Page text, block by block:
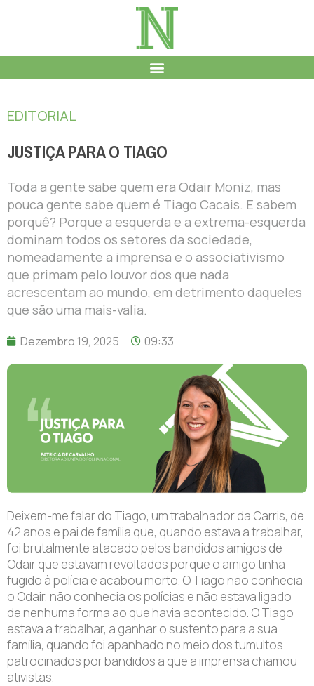
EDITORIAL
JUSTIÇA PARA O TIAGO
Toda a gente sabe quem era Odair Moniz, mas
pouca gente sabe quem é Tiago Cacais. E sabem
porquê? Porque a esquerda e a extrema-esquerda
dominam todos os setores da sociedade,
nomeadamente a imprensa e o associativismo
que primam pelo louvor dos que nada
acrescentam ao mundo, em detrimento daqueles
que são uma mais-valia.
Dezembro 19, 2025 09:33
Deixem-me falar do Tiago, um trabalhador da Carris, de
42 anos e pai de família que, quando estava a trabalhar,
foi brutalmente atacado pelos bandidos amigos de
Odair que estavam revoltados porque o amigo tinha
fugido à polícia e acabou morto. O Tiago não conhecia
o Odair, não conhecia os polícias e não estava ligado
de nenhuma forma ao que havia acontecido. O Tiago
estava a trabalhar, a ganhar o sustento para a sua
família, quando foi apanhado no meio dos tumultos
patrocinados por bandidos a que a imprensa chamou
ativistas.